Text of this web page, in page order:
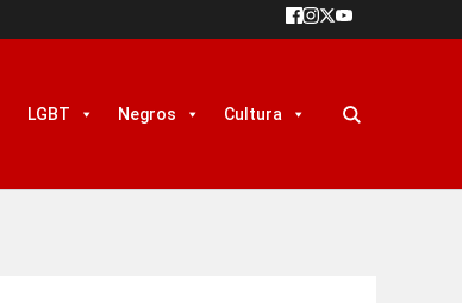
LGBT Negros Cultura